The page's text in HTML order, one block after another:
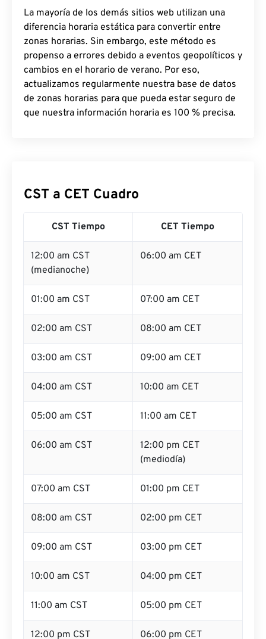
La mayoría de los demás sitios web utilizan una
diferencia horaria estática para convertir entre
zonas horarias. Sin embargo, este método es
propenso a errores debido a eventos geopolíticos y
cambios en el horario de verano. Por eso,
actualizamos regularmente nuestra base de datos
de zonas horarias para que pueda estar seguro de
que nuestra información horaria es 100 % precisa.
CST a CET Cuadro
CST Tiempo CET Tiempo
12:00 am CST
(medianoche)
06:00 am CET
01:00 am CST 07:00 am CET
02:00 am CST 08:00 am CET
03:00 am CST 09:00 am CET
04:00 am CST 10:00 am CET
05:00 am CST 11:00 am CET
06:00 am CST
12:00 pm CET
(mediodía)
07:00 am CST 01:00 pm CET
08:00 am CST 02:00 pm CET
09:00 am CST 03:00 pm CET
10:00 am CST 04:00 pm CET
11:00 am CST 05:00 pm CET
12:00 pm CST 06:00 pm CET